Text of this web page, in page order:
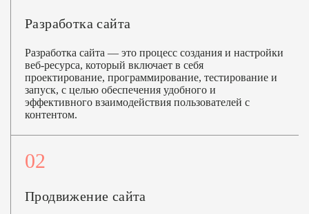
Разработка сайта
Разработка сайта — это процесс создания и настройки
веб-ресурса, который включает в себя
проектирование, программирование, тестирование и
запуск, с целью обеспечения удобного и
эффективного взаимодействия пользователей с
контентом.
02
Продвижение сайта